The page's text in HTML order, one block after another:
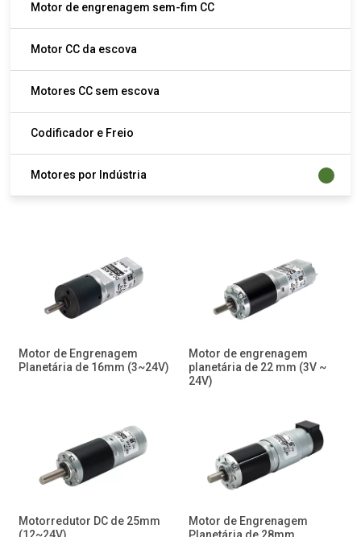
Motor de engrenagem sem-fim CC
Motor CC da escova
Motores CC sem escova
Codificador e Freio
Motores por Indústria
Motor de Engrenagem
Planetária de 16mm (3~24V)
Motor de engrenagem
planetária de 22 mm (3V ~
24V)
Motorredutor DC de 25mm
Motor de Engrenagem